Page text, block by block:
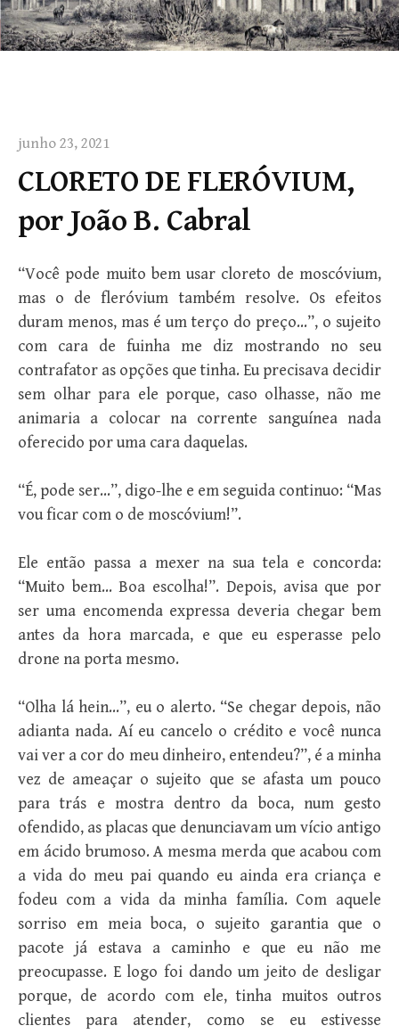
junho 23, 2021
CLORETO DE FLERÓVIUM,
por João B. Cabral
“Você pode muito bem usar cloreto de moscóvium,
mas o de fleróvium também resolve. Os efeitos
duram menos, mas é um terço do preço…”, o sujeito
com cara de fuinha me diz mostrando no seu
contrafator as opções que tinha. Eu precisava decidir
sem olhar para ele porque, caso olhasse, não me
animaria a colocar na corrente sanguínea nada
oferecido por uma cara daquelas.
“É, pode ser…”, digo-lhe e em seguida continuo: “Mas
vou ficar com o de moscóvium!”.
Ele então passa a mexer na sua tela e concorda:
“Muito bem… Boa escolha!”. Depois, avisa que por
ser uma encomenda expressa deveria chegar bem
antes da hora marcada, e que eu esperasse pelo
drone na porta mesmo.
“Olha lá hein…”, eu o alerto. “Se chegar depois, não
adianta nada. Aí eu cancelo o crédito e você nunca
vai ver a cor do meu dinheiro, entendeu?”, é a minha
vez de ameaçar o sujeito que se afasta um pouco
para trás e mostra dentro da boca, num gesto
ofendido, as placas que denunciavam um vício antigo
em ácido brumoso. A mesma merda que acabou com
a vida do meu pai quando eu ainda era criança e
fodeu com a vida da minha família. Com aquele
sorriso em meia boca, o sujeito garantia que o
pacote já estava a caminho e que eu não me
preocupasse. E logo foi dando um jeito de desligar
porque, de acordo com ele, tinha muitos outros
clientes para atender, como se eu estivesse